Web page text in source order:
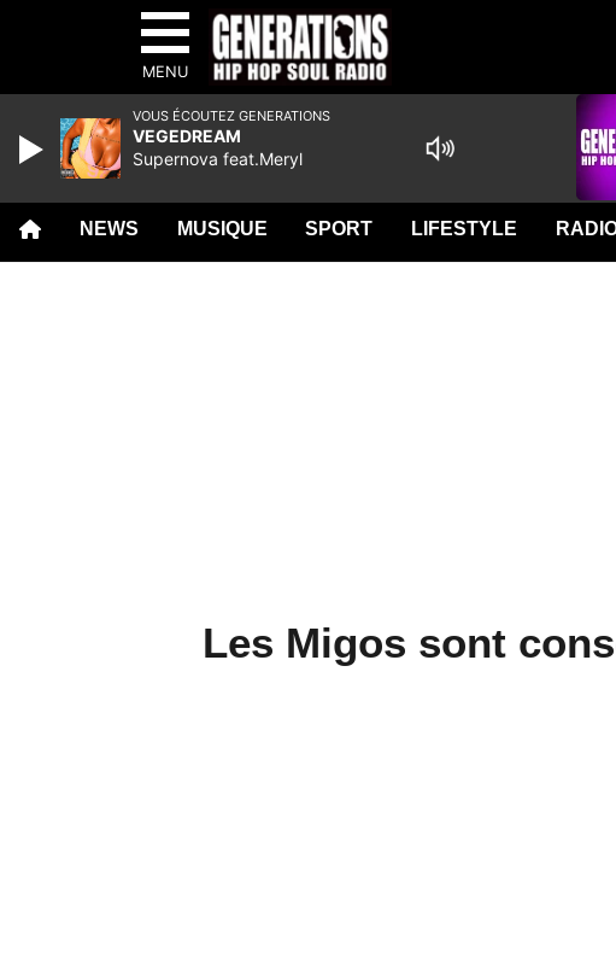
MENU
NEWS MUSIQUE SPORT LIFESTYLE
Les Migos sont
VOUS ÉCOUTEZ GENERATIONS
VEGEDREAM
Supernova feat.Meryl